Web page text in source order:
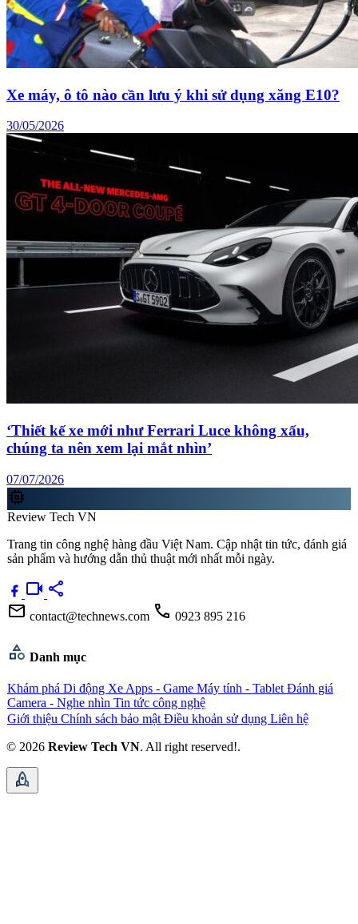
Xe máy, ô tô nào cần lưu ý khi sử dụng xăng E10?
30/05/2026
‘Thiết kế xe mới như Ferrari Luce không xấu,
chúng ta nên xem lại mắt nhìn’
07/07/2026
memory
Review Tech VN
Trang tin công nghệ hàng đầu Việt Nam. Cập nhật tin tức, đánh giá
sản phẩm và hướng dẫn thủ thuật mới nhất mỗi ngày.
videocam share
mail contact@technews.com call 0923 895 216
category Danh mục
Khám phá Di động Xe Apps - Game Máy tính - Tablet Đánh giá
Camera - Nghe nhìn Tin tức công nghệ
Giới thiệu Chính sách bảo mật Điều khoản sử dụng Liên hệ
© 2026 Review Tech VN. All right reserved!.
rocket